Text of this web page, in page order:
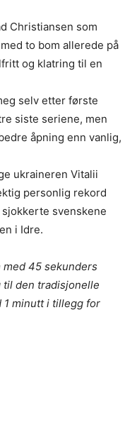
Christiansen som
to bom allerede på
og klatring til en
selv etter første
siste seriene, men
åpning enn vanlig,
ukraineren Vitalii
personlig rekord
svenskene
i Idre.
med 45 sekunders
den tradisjonelle
1 minutt i tillegg for